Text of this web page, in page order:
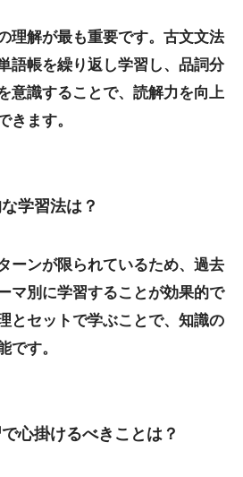
理解が最も重要です。古文文法
語帳を繰り返し学習し、品詞分
意識することで、読解力を向上
きます。
学習法は？
ーンが限られているため、過去
マ別に学習することが効果的で
とセットで学ぶことで、知識の
です。
心掛けるべきことは？